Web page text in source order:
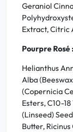
Geraniol
Extract, Citric
Pourpre Rosé :
Helianthus
Alba
(Copernicia
Esters, C10-
(Linseed)
Butter,